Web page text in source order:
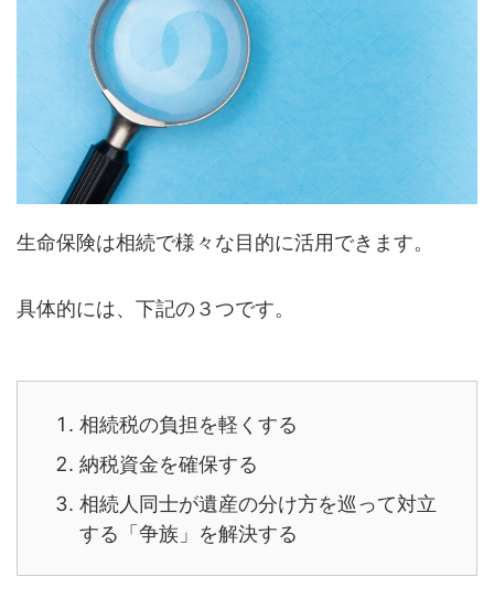
生命保険は相続で様々な目的に活用できます。
具体的には、下記の３つです。
相続税の負担を軽くする
納税資金を確保する
相続人同士が遺産の分け方を巡って対立
する「争族」を解決する